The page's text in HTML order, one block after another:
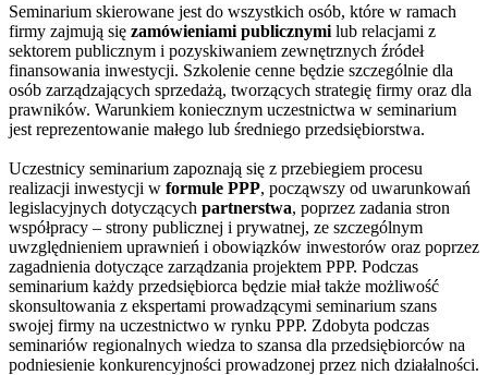
Seminarium skierowane jest do wszystkich osób, które w ramach
firmy zajmują się zamówieniami publicznymi lub relacjami z
sektorem publicznym i pozyskiwaniem zewnętrznych źródeł
finansowania inwestycji. Szkolenie cenne będzie szczególnie dla
osób zarządzających sprzedażą, tworzących strategię firmy oraz dla
prawników. Warunkiem koniecznym uczestnictwa w seminarium
jest reprezentowanie małego lub średniego przedsiębiorstwa.
Uczestnicy seminarium zapoznają się z przebiegiem procesu
realizacji inwestycji w formule PPP, począwszy od uwarunkowań
legislacyjnych dotyczących partnerstwa, poprzez zadania stron
współpracy – strony publicznej i prywatnej, ze szczególnym
uwzględnieniem uprawnień i obowiązków inwestorów oraz poprzez
zagadnienia dotyczące zarządzania projektem PPP. Podczas
seminarium każdy przedsiębiorca będzie miał także możliwość
skonsultowania z ekspertami prowadzącymi seminarium szans
swojej firmy na uczestnictwo w rynku PPP. Zdobyta podczas
seminariów regionalnych wiedza to szansa dla przedsiębiorców na
podniesienie konkurencyjności prowadzonej przez nich działalności.